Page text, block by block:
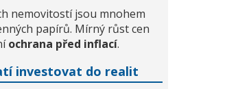
nemovitostí jsou mnohem
papírů. Mírný růst cen
ochrana před inflací.
investovat do realit